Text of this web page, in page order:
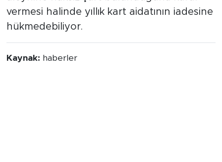
vermesi halinde yıllık kart aidatının iadesine
hükmedebiliyor.
Kaynak: haberler